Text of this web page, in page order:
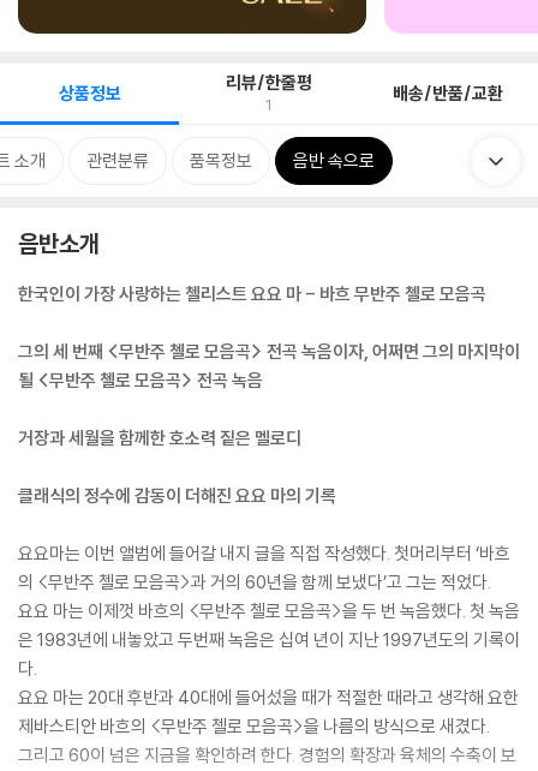
상품정보 리뷰/한줄평
1 배송/반품/교환
소개 관련분류 품목정보 음반 속으로
음반소개
한국인이 가장 사랑하는 첼리스트 요요 마 - 바흐 무반주 첼로 모음곡
그의 세 번째 <무반주 첼로 모음곡> 전곡 녹음이자, 어쩌면 그의 마지막이
될 <무반주 첼로 모음곡> 전곡 녹음
거장과 세월을 함께한 호소력 짙은 멜로디
클래식의 정수에 감동이 더해진 요요 마의 기록
요요마는 이번 앨범에 들어갈 내지 글을 직접 작성했다. 첫머리부터 ‘바흐
의 <무반주 첼로 모음곡>과 거의 60년을 함께 보냈다’고 그는 적었다.
요요 마는 이제껏 바흐의 <무반주 첼로 모음곡>을 두 번 녹음했다. 첫 녹음
은 1983년에 내놓았고 두번째 녹음은 십여 년이 지난 1997년도의 기록이
다.
요요 마는 20대 후반과 40대에 들어섰을 때가 적절한 때라고 생각해 요한
제바스티안 바흐의 <무반주 첼로 모음곡>을 나름의 방식으로 새겼다.
그리고 60이 넘은 지금을 확인하려 한다. 경험의 확장과 육체의 수축이 보